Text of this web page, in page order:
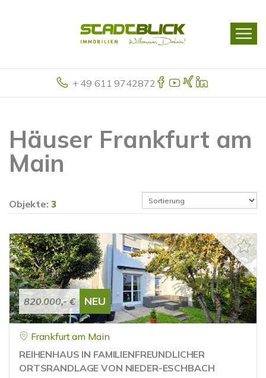
+ 49 611 9742872
Häuser Frankfurt am
Main
Objekte: 3
820.000,- € NEU
Frankfurt am Main
REIHENHAUS IN FAMILIENFREUNDLICHER
ORTSRANDLAGE VON NIEDER-ESCHBACH